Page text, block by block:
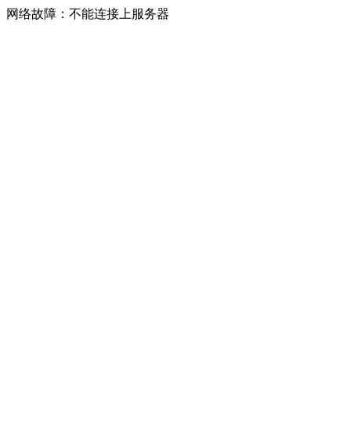
网络故障：不能连接上服务器